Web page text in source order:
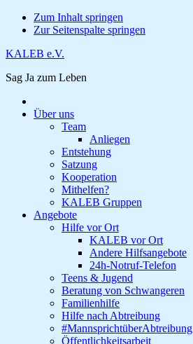
Zum Inhalt springen
Zur Seitenspalte springen
KALEB e.V.
Sag Ja zum Leben
Über uns
Team
Anliegen
Entstehung
Satzung
Kooperation
Mithelfen?
KALEB Gruppen
Angebote
Hilfe vor Ort
KALEB vor Ort
Andere Hilfsangebote
24h-Notruf-Telefon
Teens & Jugend
Beratung von Schwangeren
Familienhilfe
Hilfe nach Abtreibung
#MannsprichtüberAbtreibung
Öffentlichkeitsarbeit